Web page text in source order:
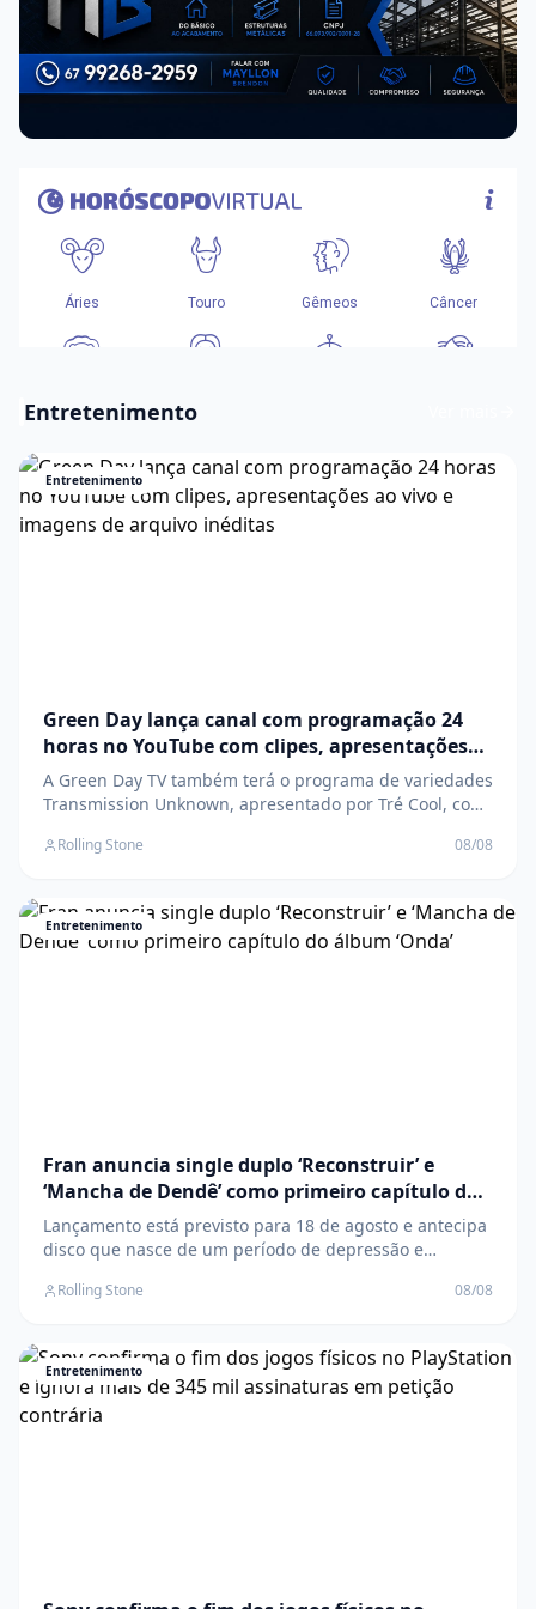
Entretenimento
Entretenimento
Green Day lança canal com programação 24
horas no YouTube com clipes, apresentações
ao vivo e imagens de arquivo inéditas
A Green Day TV também terá o programa de variedades
Transmission Unknown, apresentado por Tré Cool, com
provavelmente algumas coisas que deveriam ter ficado
programação 24 horas no YouTube com clipes,
apresent
Rolling Stone 08/08
Entretenimento
Fran anuncia single duplo ‘Reconstruir’ e
‘Mancha de Dendê’ como primeiro capítulo do
álbum ‘Onda’
Lançamento está previsto para 18 de agosto e antecipa
disco que nasce de um período de depressão e
de Preta Gil, mãe de Fran O post Fran anuncia single
capítulo do álbum ‘Onda’ apareceu prim
Rolling Stone 08/08
Entretenimento